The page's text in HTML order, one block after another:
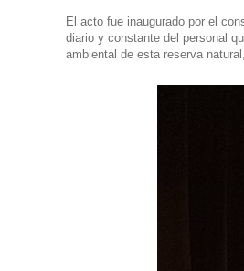
El acto fue inaugurado por el
diario y constante del personal
ambiental de esta reserva